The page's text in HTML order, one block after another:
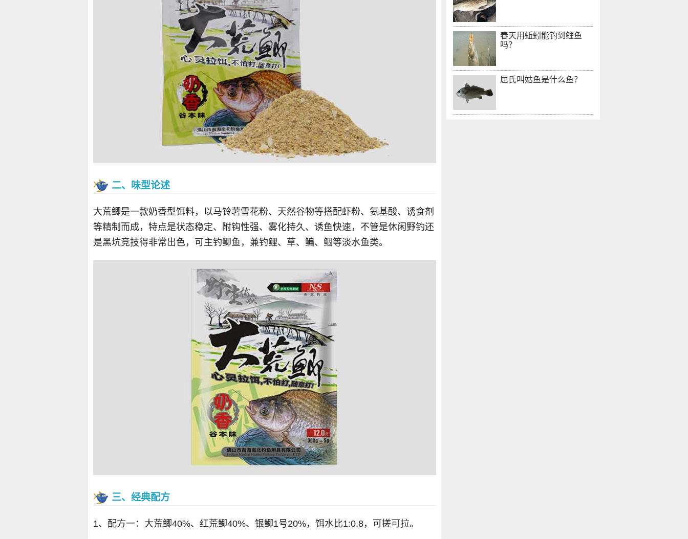
二、味型论述
大荒鲫是一款奶香型饵料，以马铃薯雪花粉、天然谷物等搭配虾粉、氨基酸、诱食剂
等精制而成，特点是状态稳定、附钩性强、雾化持久、诱鱼快速，不管是休闲野钓还
是黑坑竞技得非常出色，可主钓鲫鱼，兼钓鲤、草、鳊、鲴等淡水鱼类。
三、经典配方
1、配方一：大荒鲫40%、红荒鲫40%、银鲫1号20%，饵水比1:0.8，可搓可拉。
春天用蚯蚓能钓到鲤鱼
吗？
屈氏叫姑鱼是什么鱼？